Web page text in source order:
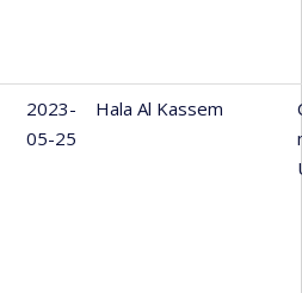
2023-
05-25
Hala Al Kassem